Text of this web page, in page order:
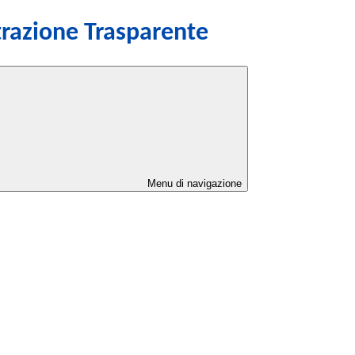
Trasparente
Menu di navigazione